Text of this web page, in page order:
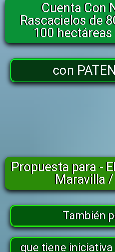
Cuenta Con
Rascacielos de
100
con
Propuesta para -
Maravilla
También
que tiene iniciativa